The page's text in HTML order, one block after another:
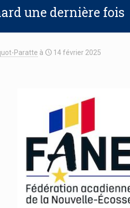
une dernière fois
Paratte à 14 février 2025